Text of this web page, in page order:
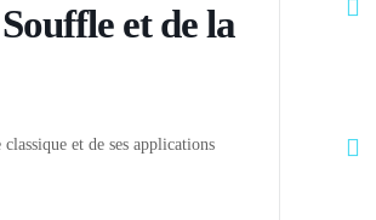
et de la
et de ses applications